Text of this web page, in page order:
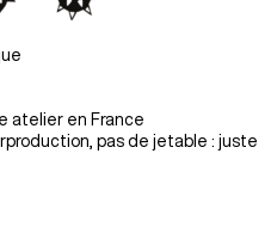
atelier en France
pas de jetable : juste